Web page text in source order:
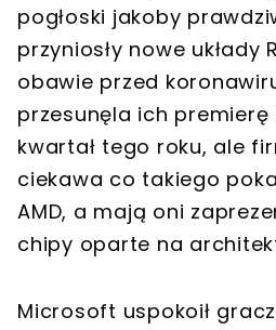
pogłoski jakoby
przyniosły nowe układy
obawie przed
przesunęla ich
kwartał tego roku, ale
ciekawa co takiego
AMD, a mają oni
chipy oparte na
Microsoft uspokoił